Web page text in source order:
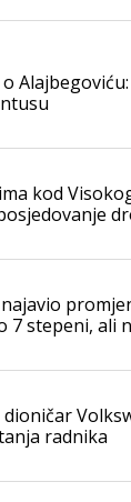
o
kod
7 stepeni, ali
dioničar
radnika